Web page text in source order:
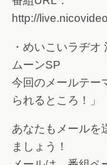
http://
・めいこいラヂ
ムーンSP
今回のメールテー
られるところ！」
あなたもメールを
ましょう！